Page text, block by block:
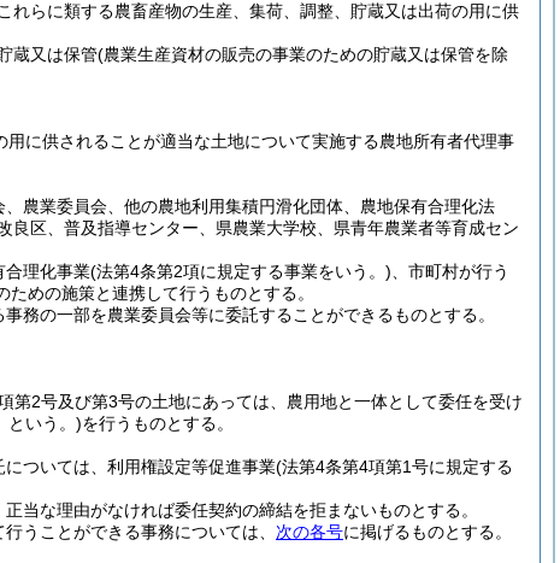
らに類する農畜産物の生産、集荷、調整、貯蔵又は出荷の用に供
蔵又は保管(農業生産資材の販売の事業のための貯蔵又は保管を除
に供されることが適当な土地について実施する農地所有者代理事
農業委員会、他の農地利用集積円滑化団体、農地保有合理化法
区、普及指導センター、県農業大学校、県青年農業者等育成セン
合理化事業(法第4条第2項に規定する事業をいう。) 、市町村が行う
ための施策と連携して行うものとする。
務の一部を農業委員会等に委託することができるものとする。
第2号及び第3号の土地にあっては、農用地と一体として委任を受け
という。)を行うものとする。
ついては、利用権設定等促進事業(法第4条第4項第1号に規定する
当な理由がなければ委任契約の締結を拒まないものとする。
うことができる事務については、 次の各号に掲げるものとする。